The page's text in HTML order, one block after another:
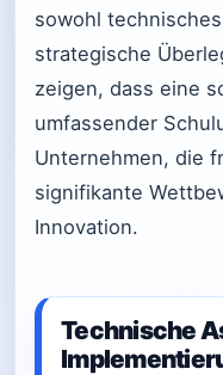
sowohl
strategische
zeigen, dass eine
umfassender
Unternehmen, die
signifikante
Innovation.
Technische